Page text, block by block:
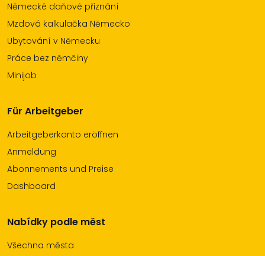
Německé daňové přiznání
Mzdová kalkulačka Německo
Ubytování v Německu
Práce bez němčiny
Minijob
Für Arbeitgeber
Arbeitgeberkonto eröffnen
Anmeldung
Abonnements und Preise
Dashboard
Nabídky podle měst
Všechna města